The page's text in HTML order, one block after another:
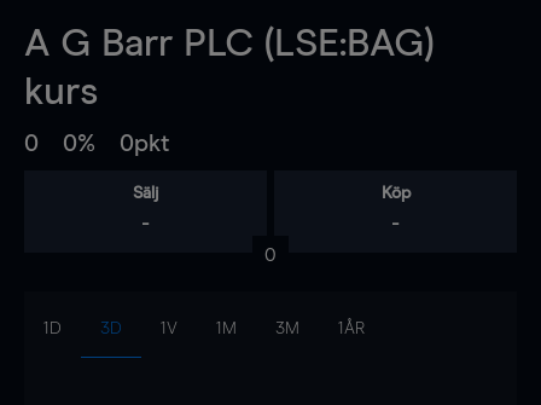
A G Barr PLC (LSE:BAG)
kurs
0 0% 0pkt
Sälj
-
Köp
-
0
1D 3D 1V 1M 3M 1ÅR